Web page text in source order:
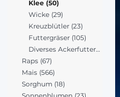
Klee (50)
Wicke (29)
Kreuzblütler (23)
Futtergräser (105)
Diverses Ackerfuttersaatgut (15)
Raps (67)
Mais (566)
Sorghum (18)
Sonnenblumen (23)